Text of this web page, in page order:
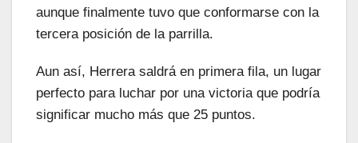
aunque finalmente tuvo que conformarse con la
tercera posición de la parrilla.
Aun así, Herrera saldrá en primera fila, un lugar
perfecto para luchar por una victoria que podría
significar mucho más que 25 puntos.